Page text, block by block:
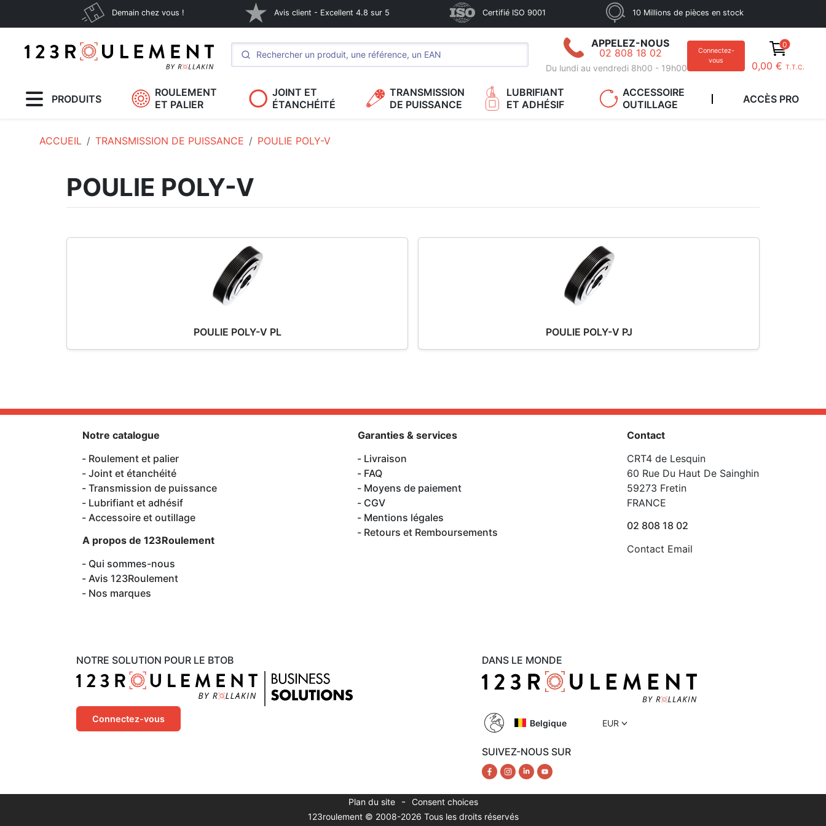
Demain chez vous ! Avis client - Excellent 4.8 sur 5 Certifié ISO 9001 10 Millions de pièces en stock
APPELEZ-NOUS
02 808 18 02
Du lundi au vendredi 8h00 - 19h00
Connectez-
vous
0
0,00 € T.T.C.
PRODUITS
ROULEMENT
ET PALIER
JOINT ET
ÉTANCHÉITÉ
TRANSMISSION
DE PUISSANCE
LUBRIFIANT
ET ADHÉSIF
ACCESSOIRE
OUTILLAGE
ACCÈS PRO
ACCUEIL TRANSMISSION DE PUISSANCE POULIE POLY-V
POULIE POLY-V
POULIE POLY-V PL POULIE POLY-V PJ
NOTRE SOLUTION POUR LE BTOB
Connectez-vous
Notre catalogue
Roulement et palier
Joint et étanchéité
Transmission de puissance
Lubrifiant et adhésif
Accessoire et outillage
A propos de 123Roulement
Qui sommes-nous
Avis 123Roulement
Nos marques
Garanties & services
Livraison
FAQ
Moyens de paiement
CGV
Mentions légales
Retours et Remboursements
Contact
CRT4 de Lesquin
60 Rue Du Haut De Sainghin
59273 Fretin
FRANCE
02 808 18 02
Contact Email
DANS LE MONDE
Belgique EUR
SUIVEZ-NOUS SUR
Plan du site -
Consent choices
123roulement © 2008-2026 Tous les droits réservés